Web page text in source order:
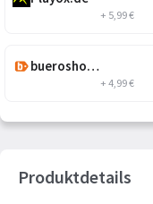
+ 5,99 €
bueroshop24.de
+ 4,99 €
Produktdetails